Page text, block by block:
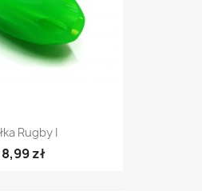
Rugby I
8,99 zł